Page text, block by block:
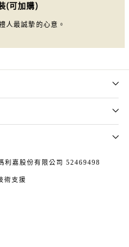
(可加購)
人最誠摯的心意。
利嘉股份有限公司 52469498
術支援